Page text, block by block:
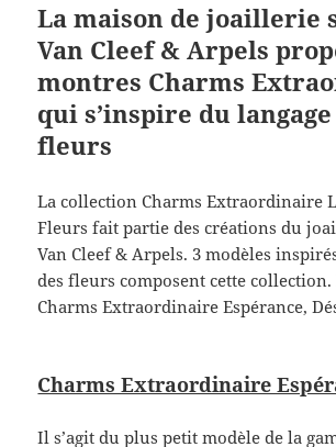
La maison de joaillerie
Van Cleef & Arpels
montres Charms
qui s’inspire du langage
fleurs
La collection Charms Extraordinaire
Fleurs fait partie des créations du
Van Cleef & Arpels. 3 modèles
des fleurs composent cette
Charms Extraordinaire Espérance,
Charms Extraordinaire
Il s’agit du plus petit modèle de la